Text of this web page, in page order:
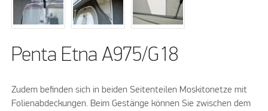
Penta Etna A975/G18
Zudem befinden sich in beiden Seitenteilen Moskitonetze mit
Folienabdeckungen. Beim Gestänge können Sie zwischen dem